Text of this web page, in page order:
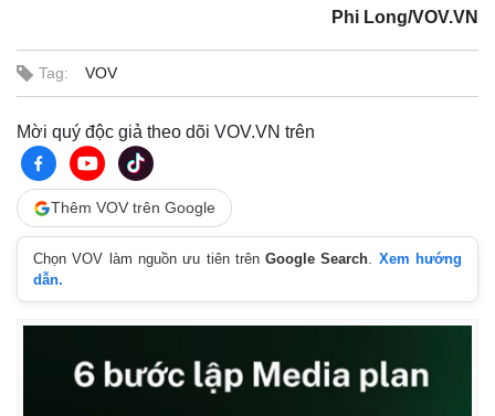
Phi Long/VOV.VN
Tag: VOV
Mời quý độc giả theo dõi VOV.VN trên
Thêm VOV trên Google
Chọn VOV làm nguồn ưu tiên trênGoogle Search. Xem hướng
dẫn.